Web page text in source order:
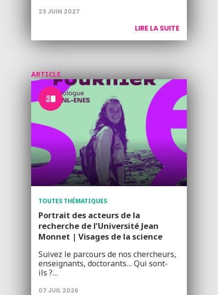
23 JUIN 2027
LIRE LA SUITE
ARTICLE
TOUTES THÉMATIQUES
Portrait des acteurs de la
recherche de l’Université Jean
Monnet | Visages de la science
Suivez le parcours de nos chercheurs,
enseignants, doctorants… Qui sont-
ils ?…
07 JUIL 2026